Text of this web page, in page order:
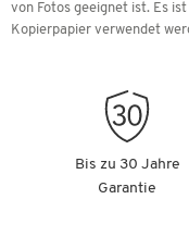
von Fotos geeignet ist. Es
Kopierpapier verwendet
Bis zu 30 Jahre
Garantie